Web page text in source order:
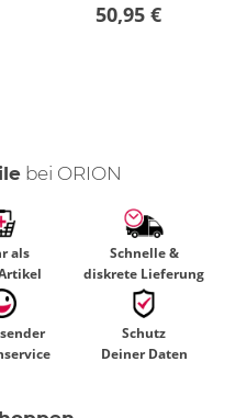
50,95 €
bei ORION
als
Schnelle &
diskrete Lieferung
Schutz
Deiner Daten